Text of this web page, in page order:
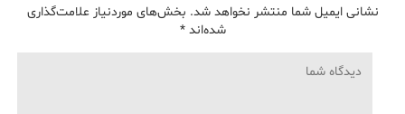
نشانی ایمیل شما منتشر نخواهد شد. بخش‌های موردنیاز علامت‌گذاری
شده‌اند*